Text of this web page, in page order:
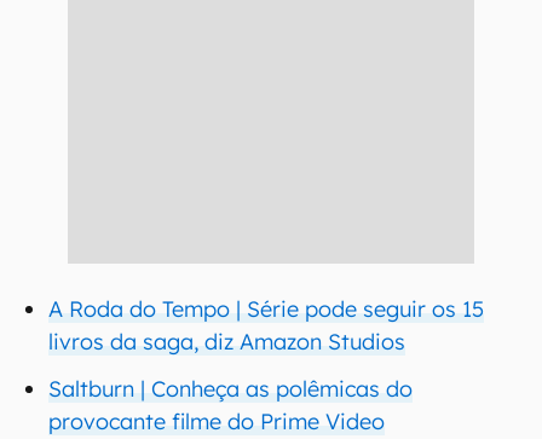
A Roda do Tempo | Série pode seguir os 15
livros da saga, diz Amazon Studios
Saltburn | Conheça as polêmicas do
provocante filme do Prime Video